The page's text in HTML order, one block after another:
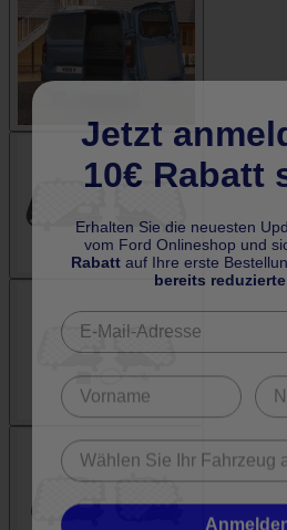
Jetzt
10€ Rabatt
vom Ford Onlineshop und
Rabattauf Ihre erste
bereits
Anmelden